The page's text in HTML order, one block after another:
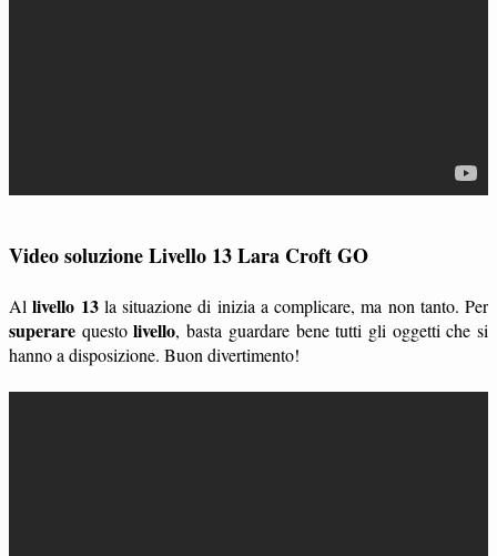
Video soluzione Livello 13 Lara Croft GO
Allivello 13la situazione di inizia a complicare, ma non tanto. Per
superare questolivello, basta guardare bene tutti gli oggetti che si
hanno a disposizione. Buon divertimento!